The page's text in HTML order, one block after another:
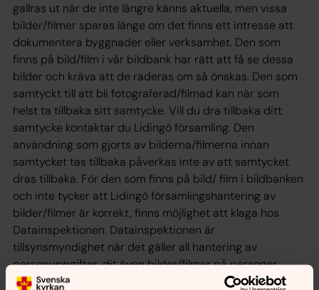
gallras ut när de inte längre känns aktuella, men vissa
bilder/filmer sparas länge om det finns ett intresse att
dokumentera byggnader eller verksamhet. Den som
finns på bild/film i vår bildbank har rätt att få se dessa
bilder och kräva att de raderas om så önskas. Den som
samtyckt till att bli fotograferad/filmad kan när som
helst ta tillbaka sitt samtycke. Vill du dra tillbaka ditt
samtycke kontaktar du Lidingö församling. Den
användning som gjorts av bilderna/filmerna innan
samtycket tas tillbaka påverkas inte av att samtycket
dras tillbaka. För den som finns på bild/ film i bildbanken
och inte tycker att Lidingö församlingshantering av
bilder/filmer är korrekt, finns möjlighet att klaga hos
Datainspektionen. Datainspektionen är
tillsynsmyndighet när det gäller all hantering av
personuppgifter, dit även bilder/filmer på personer
räknas. Genom att fylla i nedanstående uppgifter har jag